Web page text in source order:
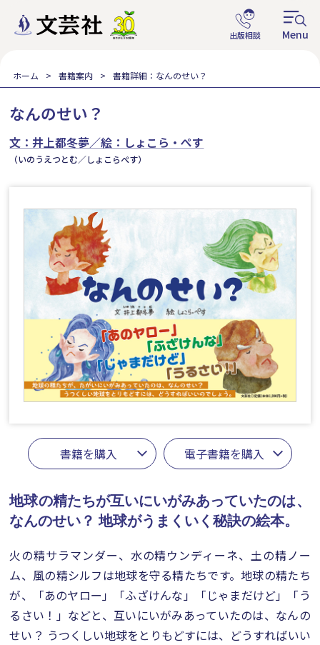
ホーム 書籍案内 書籍詳細：なんのせい？
なんのせい？
文：井上都冬夢／絵：しょこら・ぺす
（いのうえつとむ／しょこらぺす）
書籍を購入 電子書籍を購入
地球の精たちが互いにいがみあっていたのは、
なんのせい？ 地球がうまくいく秘訣の絵本。
火の精サラマンダー、水の精ウンディーネ、土の精ノー
ム、風の精シルフは地球を守る精たちです。地球の精たち
が、「あのヤロー」「ふざけんな」「じゃまだけど」「う
るさい！」などと、互いにいがみあっていたのは、なんの
せい？ うつくしい地球をとりもどすには、どうすればいい